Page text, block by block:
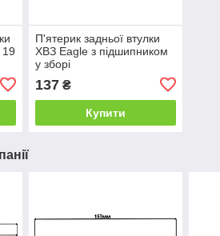
П'ятерик задньої втулки
ХВЗ Eagle з підшипником
у зборі
137₴
Купити